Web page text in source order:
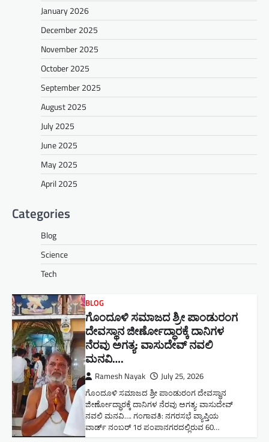
January 2026
December 2025
November 2025
October 2025
September 2025
August 2025
July 2025
June 2025
May 2025
April 2025
Categories
Blog
Science
Tech
BLOG
ಗೊಂದೂಳಿ ಸಮಾಜದ ಶ್ರೀ ಪಾಂಡುರಂಗ
ದೇವಸ್ಥಾನ ಜೀರ್ಣೋದ್ಧಾರಕ್ಕೆ ದಾನಿಗಳ
ನೆರವು ಅಗತ್ಯ: ವಾಸುದೇವ್ ನವಲಿ
ಮನವಿ​….
Ramesh Nayak July 25, 2026
ಗೊಂದೂಳಿ ಸಮಾಜದ ಶ್ರೀ ಪಾಂಡುರಂಗ ದೇವಸ್ಥಾನ
ಜೀರ್ಣೋದ್ಧಾರಕ್ಕೆ ದಾನಿಗಳ ನೆರವು ಅಗತ್ಯ: ವಾಸುದೇವ್
ನವಲಿ ಮನವಿ​…. ಗಂಗಾವತಿ: ​ನಗರಸಭೆ ವ್ಯಾಪ್ತಿಯ
ವಾರ್ಡ್ ನಂಬರ್ 1ರ ಪಂಪಾನಗರದಲ್ಲಿರುವ 60…